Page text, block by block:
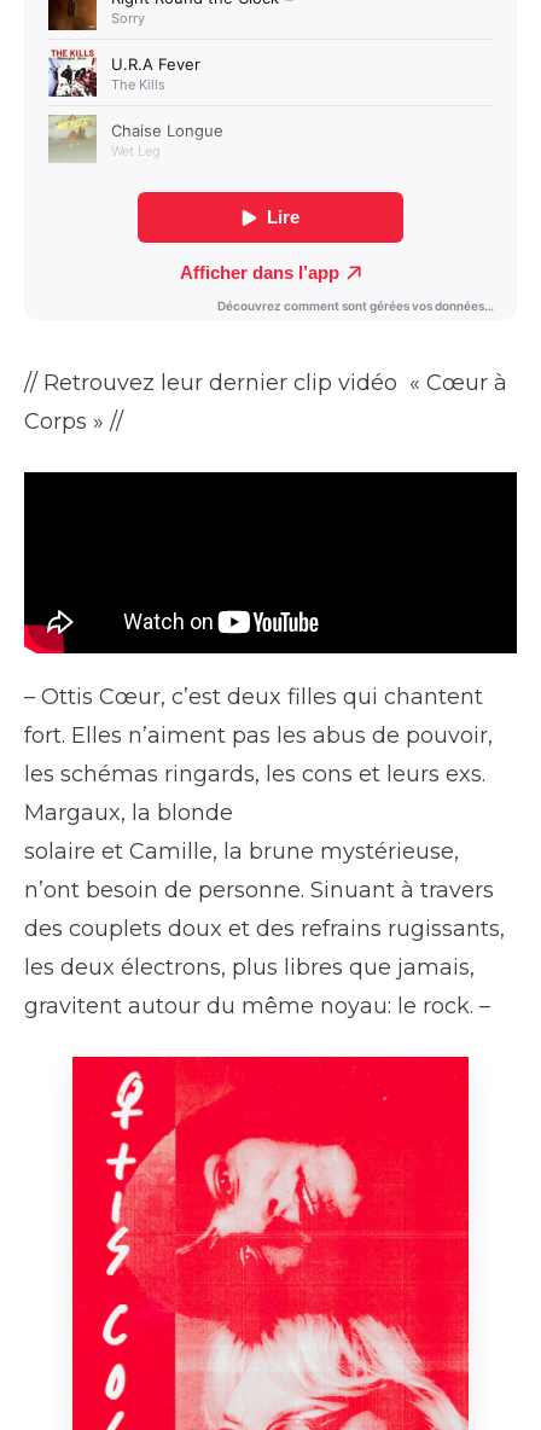
// Retrouvez leur dernier clip vidéo « Cœur à
Corps » //
– Ottis Cœur, c’est deux filles qui chantent
fort. Elles n’aiment pas les abus de pouvoir,
les schémas ringards, les cons et leurs exs.
Margaux, la blonde
solaire et Camille, la brune mystérieuse,
n’ont besoin de personne. Sinuant à travers
des couplets doux et des refrains rugissants,
les deux électrons, plus libres que jamais,
gravitent autour du même noyau: le rock. –